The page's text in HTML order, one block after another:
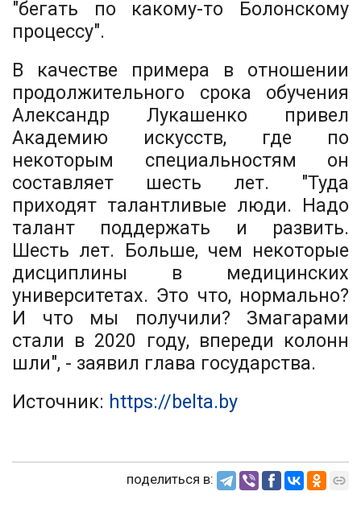
"бегать по какому-то Болонскому
процессу".
В качестве примера в отношении
продолжительного срока обучения
Александр Лукашенко привел
Академию искусств, где по
некоторым специальностям он
составляет шесть лет. "Туда
приходят талантливые люди. Надо
талант поддержать и развить.
Шесть лет. Больше, чем некоторые
дисциплины в медицинских
университетах. Это что, нормально?
И что мы получили? Змагарами
стали в 2020 году, впереди колонн
шли", - заявил глава государства.
Источник: https://belta.by
поделиться в: